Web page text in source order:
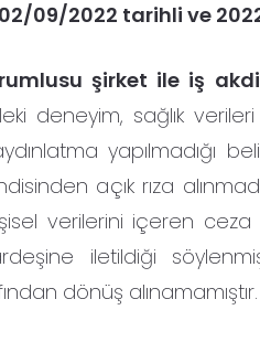
09/2022 tarihli ve
şirket ile iş
deneyim, sağlık
yapılmadığı
açık rıza
verilerini içeren
iletildiği
dönüş alınamamıştır.